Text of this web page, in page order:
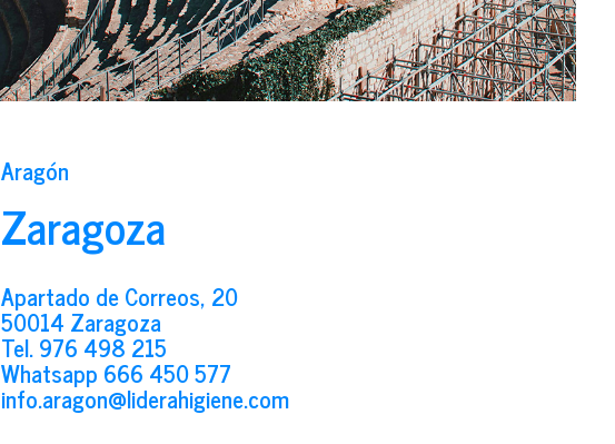
Aragón
Zaragoza
Apartado de Correos, 20
50014 Zaragoza
Tel.976 498 215
Whatsapp 666 450 577
info.aragon@liderahigiene.com